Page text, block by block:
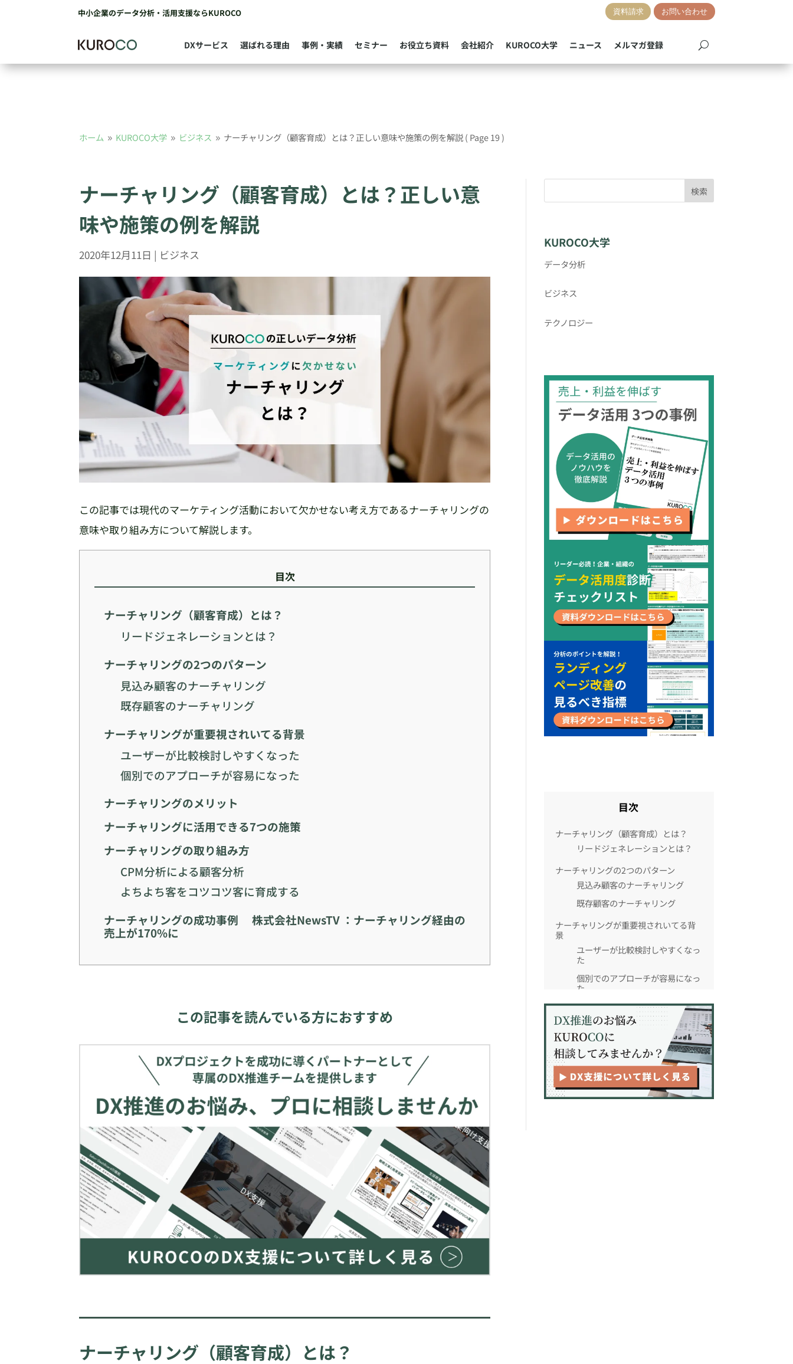
中小企業のデータ分析・活用支援ならKUROCO 資料請求 お問い合わせ
DXサービス 選ばれる理由 事例・実績 セミナー お役立ち資料 会社紹介 KUROCO大学 ニュース メルマガ登録
ホーム 9 KUROCO大学 9 ビジネス 9 ナーチャリング（顧客育成）とは？正しい意味や施策の例を解説( Page 19 )
ナーチャリング（顧客育成）とは？正しい意
味や施策の例を解説
2020年12月11日 | ビジネス
この記事では現代のマーケティング活動において欠かせない考え方であるナーチャリングの
意味や取り組み方について解説します。
目次
ナーチャリング（顧客育成）とは？
リードジェネレーションとは？
ナーチャリングの2つのパターン
見込み顧客のナーチャリング
既存顧客のナーチャリング
ナーチャリングが重要視されいてる背景
ユーザーが比較検討しやすくなった
個別でのアプローチが容易になった
ナーチャリングのメリット
ナーチャリングに活用できる7つの施策
ナーチャリングの取り組み方
CPM分析による顧客分析
よちよち客をコツコツ客に育成する
ナーチャリングの成功事例 株式会社NewsTV ：ナーチャリング経由の
売上が170%に
この記事を読んでいる方におすすめ
ナーチャリング（顧客育成）とは？
検索
KUROCO大学
データ分析
ビジネス
テクノロジー
目次
ナーチャリング（顧客育成）とは？
リードジェネレーションとは？
ナーチャリングの2つのパターン
見込み顧客のナーチャリング
既存顧客のナーチャリング
ナーチャリングが重要視されいてる背
景
ユーザーが比較検討しやすくなっ
た
個別でのアプローチが容易になっ
た
ナーチャリングのメリット
ナーチャリングに活用できる7つの施策
ナーチャリングの取り組み方
CPM分析による顧客分析
よちよち客をコツコツ客に育成す
る